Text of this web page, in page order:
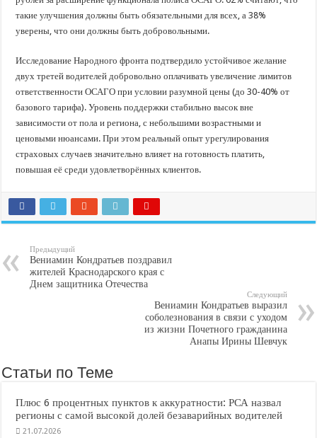
такие улучшения должны быть обязательными для всех, а 38%
уверены, что они должны быть добровольными.
Исследование Народного фронта подтвердило устойчивое желание
двух третей водителей добровольно оплачивать увеличение лимитов
ответственности ОСАГО при условии разумной цены (до 30-40% от
базового тарифа). Уровень поддержки стабильно высок вне
зависимости от пола и региона, с небольшими возрастными и
ценовыми нюансами. При этом реальный опыт урегулирования
страховых случаев значительно влияет на готовность платить,
повышая её среди удовлетворённых клиентов.
Предыдущий
Вениамин Кондратьев поздравил
жителей Краснодарского края с
Днем защитника Отечества
Следующий
Вениамин Кондратьев выразил
соболезнования в связи с уходом
из жизни Почетного гражданина
Анапы Ирины Шевчук
Статьи по Теме
Плюс 6 процентных пунктов к аккуратности: РСА назвал
регионы с самой высокой долей безаварийных водителей
21.07.2026